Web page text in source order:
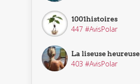
1001histoires
447 #AvisPolar
La liseuse heureuse
403 #AvisPolar